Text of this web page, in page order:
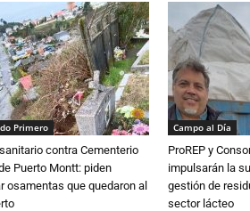
Primero
contra Cementerio
Puerto Montt: piden
osamentas que quedaron al
Campo al Día
ProREP y
impulsarán la
gestión de
sector lácteo